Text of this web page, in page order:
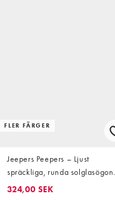
FLER FÄRGER
Jeepers Peepers – Ljust
spräckliga, runda solglasögon
med svarta, tonade glas
324,00 SEK